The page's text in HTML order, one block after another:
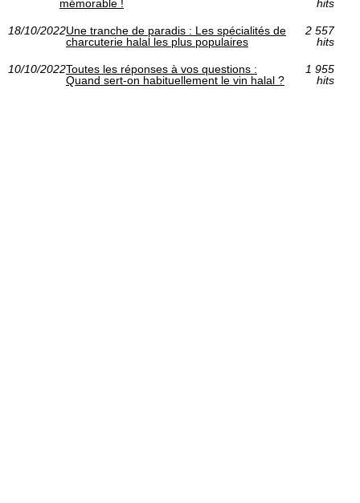
mémorable !
hits
18/10/2022Une tranche de paradis : Les spécialités de
charcuterie halal les plus populaires
2 557
hits
10/10/2022Toutes les réponses à vos questions :
Quand sert-on habituellement le vin halal ?
1 955
hits